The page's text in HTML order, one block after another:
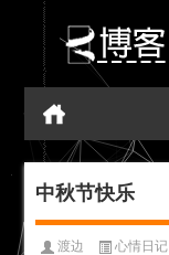
中秋节快乐
渡边 心情日记